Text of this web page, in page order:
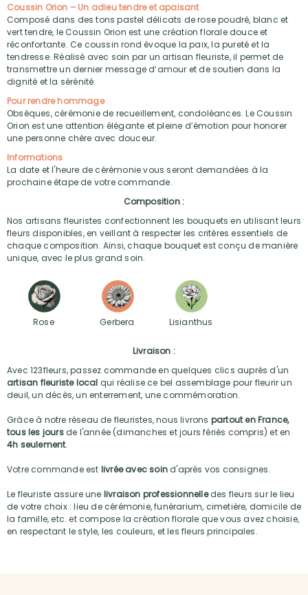
Coussin Orion – Un adieu tendre et apaisant
Composé dans des tons pastel délicats de rose poudré, blanc et
vert tendre, le Coussin Orion est une création florale douce et
réconfortante. Ce coussin rond évoque la paix, la pureté et la
tendresse. Réalisé avec soin par un artisan fleuriste, il permet de
transmettre un dernier message d’amour et de soutien dans la
dignité et la sérénité.
Pour rendre hommage
Obsèques, cérémonie de recueillement, condoléances. Le Coussin
Orion est une attention élégante et pleine d’émotion pour honorer
une personne chère avec douceur.
Informations
La date et l'heure de cérémonie vous seront demandées à la
prochaine étape de votre commande.
Composition :
Nos artisans fleuristes confectionnent les bouquets en utilisant leurs
fleurs disponibles, en veillant à respecter les critères essentiels de
chaque composition. Ainsi, chaque bouquet est conçu de manière
unique, avec le plus grand soin.
Rose Gerbera Lisianthus
Livraison :
Avec 123fleurs, passez commande en quelques clics auprès d'un
artisan fleuriste local qui réalise ce bel assemblage pour fleurir un
deuil, un décès, un enterrement, une commémoration.
Grâce à notre réseau de fleuristes, nous livrons partout en France,
tous les joursde l'année (dimanches et jours fériés compris) et en
4h seulement.
Votre commande est livrée avec soind'après vos consignes.
Le fleuriste assure une livraison professionnelledes fleurs sur le lieu
de votre choix : lieu de cérémonie, funérarium, cimetière, domicile de
la famille, etc. et compose la création florale que vous avez choisie,
en respectant le style, les couleurs, et les fleurs principales.